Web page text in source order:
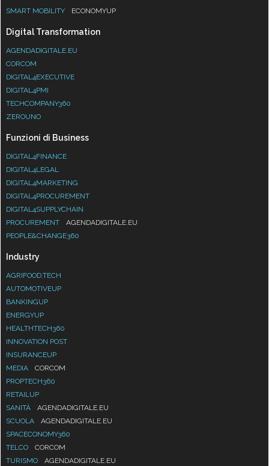
SMART MOBILITY
ECONOMYUP
Digital Transformation
AGENDADIGITALE.EU
CORCOM
DIGITAL4EXECUTIVE
DIGITAL4PMI
TECHCOMPANY360
ZEROUNO
Funzioni di Business
DIGITAL4FINANCE
DIGITAL4LEGAL
DIGITAL4MARKETING
DIGITAL4PROCUREMENT
DIGITAL4SUPPLYCHAIN
PROCUREMENT
AGENDADIGITALE.EU
PEOPLE&CHANGE360
Industry
AGRIFOOD.TECH
AUTOMOTIVEUP
BANKINGUP
ENERGYUP
HEALTHTECH360
INNOVATION POST
INSURANCEUP
MEDIA
CORCOM
PROPTECH360
RETAILUP
SANITÀ
AGENDADIGITALE.EU
SCUOLA
AGENDADIGITALE.EU
SPACECONOMY360
TELCO
CORCOM
TURISMO
AGENDADIGITALE.EU